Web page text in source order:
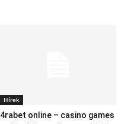
Hírek
4rabet online – casino games